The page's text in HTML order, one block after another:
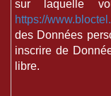
sur laquelle
https://
des Données
inscrire de
libre.